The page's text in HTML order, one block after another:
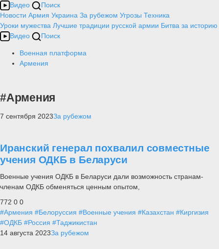
Видео
Поиск
Новости Армия Украина За рубежом Угрозы Техника
Уроки мужества Лучшие традиции русской армии Битва за историю
Видео
Поиск
Военная платформа
Армения
#Армения
7 сентября 2023За рубежом
Иранский генерал похвалил совместные
учения ОДКБ в Беларуси
Военные учения ОДКБ в Беларуси дали возможность странам-
членам ОДКБ обменяться ценным опытом,
772 0 0
#Армения #Белоруссия #Военные учения #Казахстан #Киргизия
#ОДКБ #Россия #Таджикистан
14 августа 2023За рубежом